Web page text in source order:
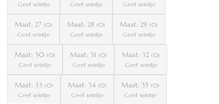
Geef seintje
Geef seintje
Geef seintje
Maat: 27 (0)
Geef seintje
Maat: 28 (0)
Geef seintje
Maat: 29 (0)
Geef seintje
Maat: 30 (0)
Geef seintje
Maat: 31 (0)
Geef seintje
Maat: 32 (0)
Geef seintje
Maat: 33 (0)
Geef seintje
Maat: 34 (0)
Geef seintje
Maat: 35 (0)
Geef seintje